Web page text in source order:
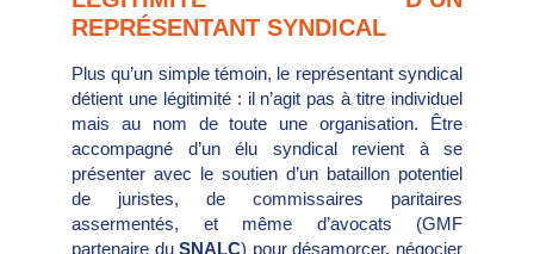
REPRÉSENTANT SYNDICAL
Plus qu’un simple témoin, le représentant syndical
détient une légitimité : il n’agit pas à titre individuel
mais au nom de toute une organisation. Être
accompagné d’un élu syndical revient à se
présenter avec le soutien d’un bataillon potentiel
de juristes, de commissaires paritaires
assermentés, et même d’avocats (GMF
partenaire duSNALC) pour désamorcer, négocier